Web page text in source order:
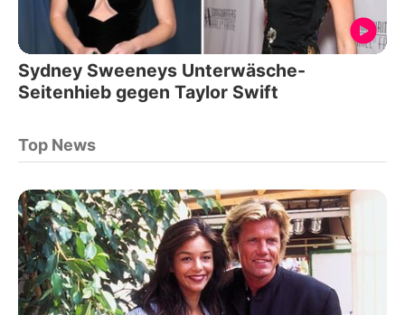
Sydney Sweeneys Unterwäsche-
Seitenhieb gegen Taylor Swift
Top News